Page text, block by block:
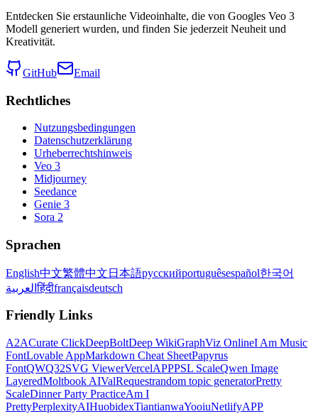
Entdecken Sie erstaunliche Videoinhalte, die von Googles Veo 3
Modell generiert wurden, und finden Sie jederzeit Neuheit und
Kreativität.
GitHub Email
Rechtliches
Nutzungsbedingungen
Datenschutzerklärung
Urheberrechtshinweis
Veo 3
Midjourney
Seedance
Genie 3
Sora 2
Sprachen
English中文繁體中文 日本語русскийportuguêsespañol한국어
العربيةहिंदीfrançaisdeutsch
Friendly Links
A2ACurate ClickDeepBoltDeep WikiGraphViz OnlineI Am Music
FontLovable AppMarkdown Cheat SheetPapyrus
FontQWQ32SVG ViewerVercelAPPPSL ScaleQwen Image
LayeredMoltbook AIValRequestrandom topic generatorPretty
ScaleDinner Party PracticeAm I
PrettyPerplexityAIHuobidexTiantianwaYooiuNetlifyAPP